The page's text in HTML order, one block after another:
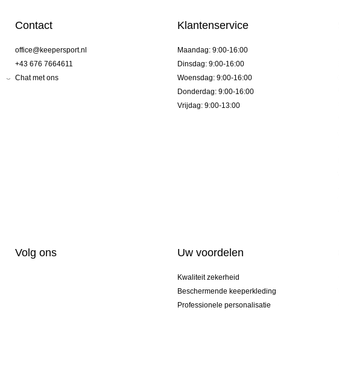
Contact
office@keepersport.nl
+43 676 7664611
Chat met ons
Klantenservice
Maandag: 9:00-16:00
Dinsdag: 9:00-16:00
Woensdag: 9:00-16:00
Donderdag: 9:00-16:00
Vrijdag: 9:00-13:00
Volg ons Uw voordelen
Kwaliteit zekerheid
Beschermende keeperkleding
Professionele personalisatie